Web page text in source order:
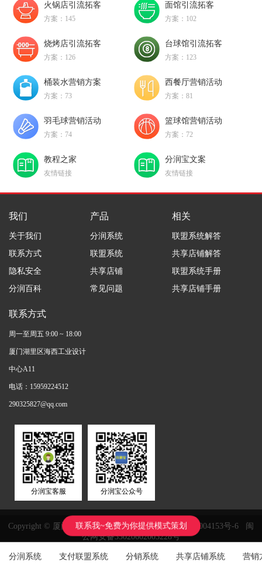
分润系统 支付联盟系统 分销系统 共享店铺系统 营销
火锅店引流拓客
方案：145
面馆引流拓客
方案：102
烧烤店引流拓客
方案：126
台球馆引流拓客
方案：123
桶装水营销方案
方案：73
西餐厅营销活动
方案：81
羽毛球营销活动
方案：74
篮球馆营销活动
方案：72
教程之家
友情链接
分润宝文案
友情链接
我们
关于我们
联系方式
隐私安全
分润百科
产品
分润系统
联盟系统
共享店铺
常见问题
相关
联盟系统解答
共享店铺解答
联盟系统手册
共享店铺手册
联系方式
周一至周五 9:00 ~ 18:00
厦门湖里区海西工业设计
中心A11
电话：15959224512
290325827@qq.com
分润宝客服 分润宝公众号
Copyright © 厦门鸿鑫正网络科技有限公司闽ICP备11004153号-6
闽
公网安备35020602003228号
联系我~免费为你提供模式策划